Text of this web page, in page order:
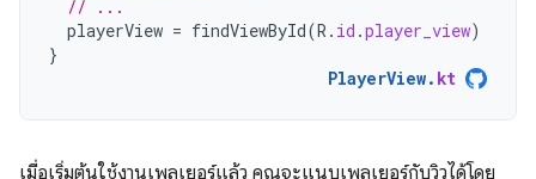
// ...
playerView = findViewById(R . id .player_view)
}
PlayerView. kt
เมื่อเริ่มต้นใช้งานเพลเยอร์แล้ว คุณจะแนบเพลเยอร์กับวิวได้โดย